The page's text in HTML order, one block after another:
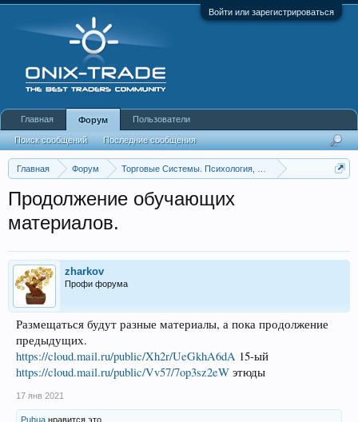
Войти или зарегистрироваться
Главная Форум
Торговые Системы. Психология, Инструменты анализа
Продолжение обучающих
материалов.
zharkov
Профи форума
Размещаться будут разные материалы, а пока продолжение
предыдущих.
https://cloud.mail.ru/public/Xh2r/UeGkhA6dA 15-ый
https://cloud.mail.ru/public/Vv57/7op3sz2eW этюды
17 янв 2021
Puhua нравится это.
Главная Форум
Поиск сообщений Последние сообщения
Пользователи